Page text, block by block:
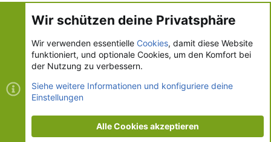
Wir schützen deine Privatsphäre
Wir verwenden essentielle Cookies, damit diese Website
funktioniert, und optionale Cookies, um den Komfort bei
der Nutzung zu verbessern.
Siehe weitere Informationen und konfiguriere deine
Einstellungen
Alle Cookies akzeptieren